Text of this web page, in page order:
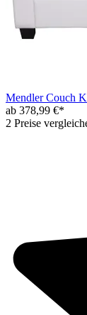
Mendler Couch
ab 378,99 €*
2 Preise